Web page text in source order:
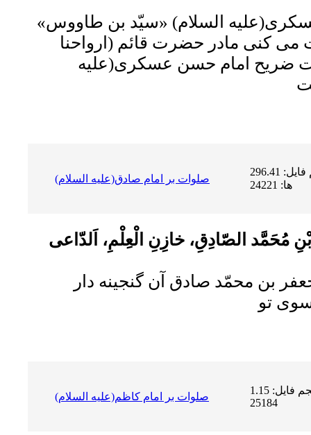
السلام) «سیّد بن طاووس»
مى کنى مادر حضرت قائم (ارواحنا
ضریح امام حسن عسکرى(علیه
صلوات بر امام صادق(علیه السلام)
حجم فایل: 296.41 KB | دریافت
ها: 24221
مُحَمَّد الصّادِقِ، خازِنِ الْعِلْمِ، اَلدّاعى
بن محمّد صادق آن گنجینه دار
تو
صلوات بر امام كاظم(علیه السلام)
حجم فایل: 1.15 MB | دریافت ها:
25184